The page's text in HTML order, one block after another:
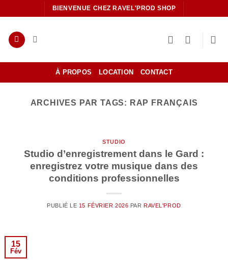
au
contenu
BIENVENUE CHEZ RAVEL'PROD SHOP
À PROPOS LOCATION CONTACT
ARCHIVES PAR TAGS: RAP FRANÇAIS
STUDIO
Studio d’enregistrement dans le Gard :
enregistrez votre musique dans des
conditions professionnelles
PUBLIÉ LE 15 FÉVRIER 2026 PARRAVEL'PROD
15
Fév